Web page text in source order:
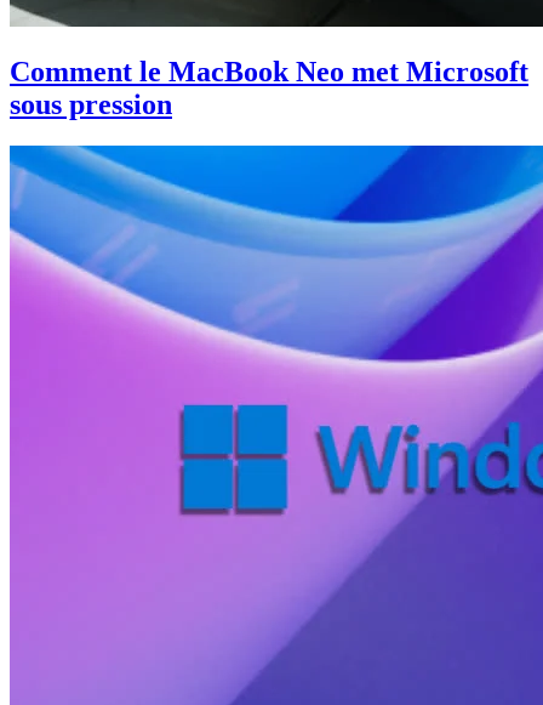
Comment le MacBook Neo met Microsoft
sous pression